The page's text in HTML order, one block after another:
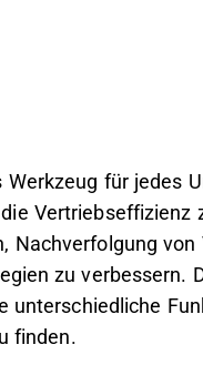
für jedes
Nachverfolgung
zu verbessern.
unterschiedliche
finden.